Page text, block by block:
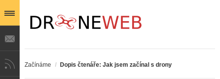
Začínáme / Dopis čtenáře: Jak jsem začínal s drony